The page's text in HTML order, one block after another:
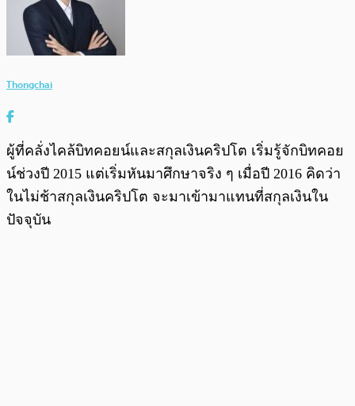
Thongchai
ผู้ที่คลั่งไคล้บิทคอยน์และสกุลเงินคริปโต เริ่มรู้จักบิทคอย
น์ช่วงปี 2015 แต่เริ่มหันมาศึกษาจริง ๆ เมื่อปี 2016 คิดว่า
ในไม่ช้าสกุลเงินคริปโต จะมาเข้ามาแทนที่สกุลเงินใน
ปัจจุบัน